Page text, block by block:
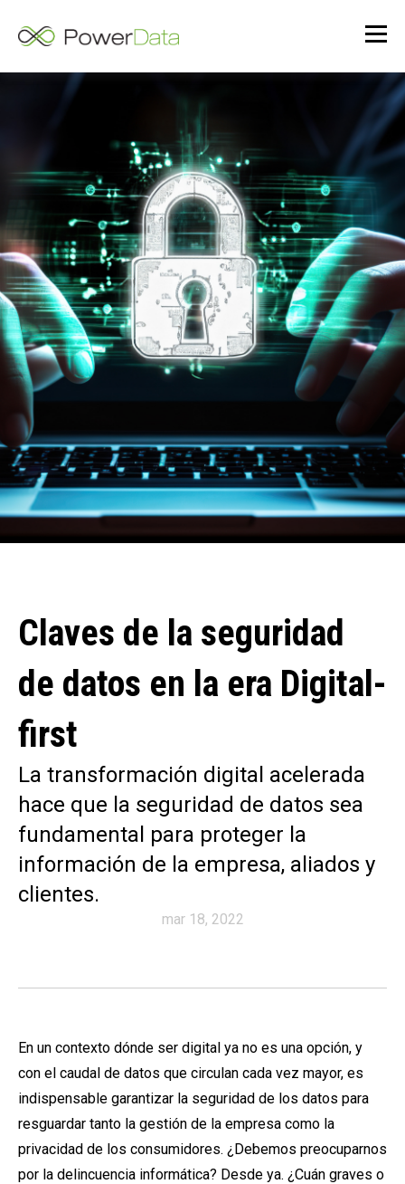
Claves de la seguridad
de datos en la era Digital-
first
La transformación digital acelerada
hace que la seguridad de datos sea
fundamental para proteger la
información de la empresa, aliados y
clientes.
mar 18, 2022
En un contexto dónde ser digital ya no es una opción, y
con el caudal de datos que circulan cada vez mayor, es
indispensable garantizar la seguridad de los datos para
resguardar tanto la gestión de la empresa como la
privacidad de los consumidores. ¿Debemos preocuparnos
por la delincuencia informática? Desde ya. ¿Cuán graves o